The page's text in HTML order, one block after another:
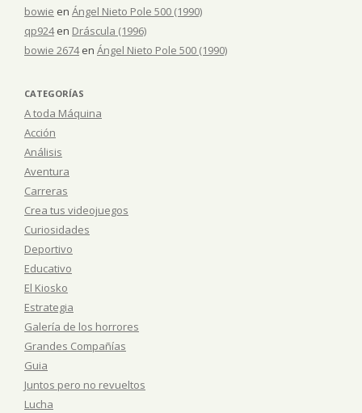
bowie en Ángel Nieto Pole 500 (1990)
qp924en Dráscula (1996)
bowie 2674en Ángel Nieto Pole 500 (1990)
CATEGORÍAS
A toda Máquina
Acción
Análisis
Aventura
Carreras
Crea tus videojuegos
Curiosidades
Deportivo
Educativo
El Kiosko
Estrategia
Galería de los horrores
Grandes Compañías
Guia
Juntos pero no revueltos
Lucha